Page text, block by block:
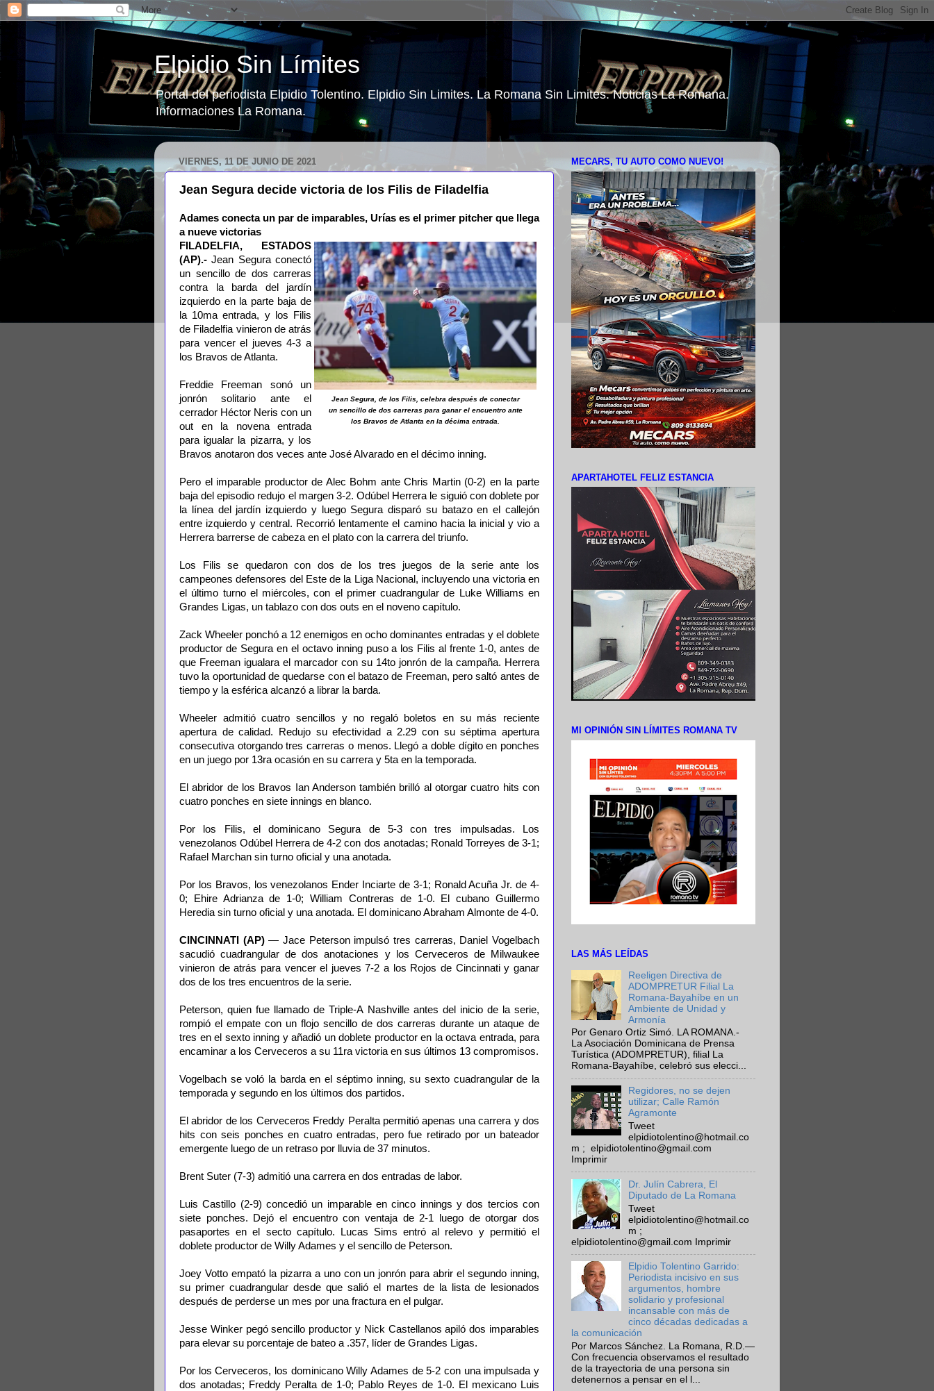
Elpidio Sin Límites
Portal del periodista Elpidio Tolentino. Elpidio Sin Limites. La Romana Sin Limites. Noticias La Romana.
Informaciones La Romana.
VIERNES, 11 DE JUNIO DE 2021
Jean Segura decide victoria de los Filis de Filadelfia
Adames conecta un par de imparables, Urías es el primer pitcher que llega
a nueve victorias
Jean Segura, de los Filis, celebra después de conectar
un sencillo de dos carreras para ganar el encuentro ante
los Bravos de Atlanta en la décima entrada.
FILADELFIA, ESTADOS
(AP).-Jean Segura conectó
un sencillo de dos carreras
contra la barda del jardín
izquierdo en la parte baja de
la 10ma entrada, y los Filis
de Filadelfia vinieron de atrás
para vencer el jueves 4-3 a
los Bravos de Atlanta.
Freddie Freeman sonó un
jonrón solitario ante el
cerrador Héctor Neris con un
out en la novena entrada
para igualar la pizarra, y los
Bravos anotaron dos veces ante José Alvarado en el décimo inning.
Pero el imparable productor de Alec Bohm ante Chris Martin (0-2) en la parte
baja del episodio redujo el margen 3-2. Odúbel Herrera le siguió con doblete por
la línea del jardín izquierdo y luego Segura disparó su batazo en el callejón
entre izquierdo y central. Recorrió lentamente el camino hacia la inicial y vio a
Herrera barrerse de cabeza en el plato con la carrera del triunfo.
Los Filis se quedaron con dos de los tres juegos de la serie ante los
campeones defensores del Este de la Liga Nacional, incluyendo una victoria en
el último turno el miércoles, con el primer cuadrangular de Luke Williams en
Grandes Ligas, un tablazo con dos outs en el noveno capítulo.
Zack Wheeler ponchó a 12 enemigos en ocho dominantes entradas y el doblete
productor de Segura en el octavo inning puso a los Filis al frente 1-0, antes de
que Freeman igualara el marcador con su 14to jonrón de la campaña. Herrera
tuvo la oportunidad de quedarse con el batazo de Freeman, pero saltó antes de
tiempo y la esférica alcanzó a librar la barda.
Wheeler admitió cuatro sencillos y no regaló boletos en su más reciente
apertura de calidad. Redujo su efectividad a 2.29 con su séptima apertura
consecutiva otorgando tres carreras o menos. Llegó a doble dígito en ponches
en un juego por 13ra ocasión en su carrera y 5ta en la temporada.
El abridor de los Bravos Ian Anderson también brilló al otorgar cuatro hits con
cuatro ponches en siete innings en blanco.
Por los Filis, el dominicano Segura de 5-3 con tres impulsadas. Los
venezolanos Odúbel Herrera de 4-2 con dos anotadas; Ronald Torreyes de 3-1;
Rafael Marchan sin turno oficial y una anotada.
Por los Bravos, los venezolanos Ender Inciarte de 3-1; Ronald Acuña Jr. de 4-
0; Ehire Adrianza de 1-0; William Contreras de 1-0. El cubano Guillermo
Heredia sin turno oficial y una anotada. El dominicano Abraham Almonte de 4-0.
CINCINNATI (AP)— Jace Peterson impulsó tres carreras, Daniel Vogelbach
sacudió cuadrangular de dos anotaciones y los Cerveceros de Milwaukee
vinieron de atrás para vencer el jueves 7-2 a los Rojos de Cincinnati y ganar
dos de los tres encuentros de la serie.
Peterson, quien fue llamado de Triple-A Nashville antes del inicio de la serie,
rompió el empate con un flojo sencillo de dos carreras durante un ataque de
tres en el sexto inning y añadió un doblete productor en la octava entrada, para
encaminar a los Cerveceros a su 11ra victoria en sus últimos 13 compromisos.
Vogelbach se voló la barda en el séptimo inning, su sexto cuadrangular de la
temporada y segundo en los últimos dos partidos.
El abridor de los Cerveceros Freddy Peralta permitió apenas una carrera y dos
hits con seis ponches en cuatro entradas, pero fue retirado por un bateador
emergente luego de un retraso por lluvia de 37 minutos.
Brent Suter (7-3) admitió una carrera en dos entradas de labor.
Luis Castillo (2-9) concedió un imparable en cinco innings y dos tercios con
siete ponches. Dejó el encuentro con ventaja de 2-1 luego de otorgar dos
pasaportes en el secto capítulo. Lucas Sims entró al relevo y permitió el
doblete productor de Willy Adames y el sencillo de Peterson.
Joey Votto empató la pizarra a uno con un jonrón para abrir el segundo inning,
su primer cuadrangular desde que salió el martes de la lista de lesionados
después de perderse un mes por una fractura en el pulgar.
Jesse Winker pegó sencillo productor y Nick Castellanos apiló dos imparables
para elevar su porcentaje de bateo a .357, líder de Grandes Ligas.
Por los Cerveceros, los dominicano Willy Adames de 5-2 con una impulsada y
dos anotadas; Freddy Peralta de 1-0; Pablo Reyes de 1-0. El mexicano Luis
MECARS, TU AUTO COMO NUEVO!
APARTAHOTEL FELIZ ESTANCIA
MI OPINIÓN SIN LÍMITES ROMANA TV
LAS MÁS LEÍDAS
Reeligen Directiva de
ADOMPRETUR Filial La
Romana-Bayahíbe en un
Ambiente de Unidad y
Armonía
Por Genaro Ortiz Simó. LA ROMANA.-
La Asociación Dominicana de Prensa
Turística (ADOMPRETUR), filial La
Romana-Bayahíbe, celebró sus elecci...
Regidores, no se dejen
utilizar; Calle Ramón
Agramonte
Tweet
elpidiotolentino@hotmail.co
m ; elpidiotolentino@gmail.com
Imprimir
Dr. Julín Cabrera, El
Diputado de La Romana
Tweet
elpidiotolentino@hotmail.co
m ;
elpidiotolentino@gmail.com Imprimir
Elpidio Tolentino Garrido:
Periodista incisivo en sus
argumentos, hombre
solidario y profesional
incansable con más de
cinco décadas dedicadas a
la comunicación
Por Marcos Sánchez. La Romana, R.D.—
Con frecuencia observamos el resultado
de la trayectoria de una persona sin
detenernos a pensar en el l...